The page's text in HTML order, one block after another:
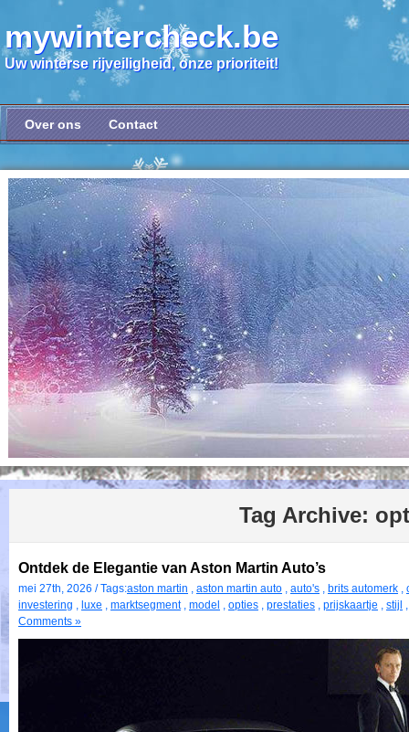
mywintercheck.be
Uw winterse rijveiligheid, onze prioriteit!
Over ons Contact
Tag Archive:
Ontdek de Elegantie van Aston Martin Auto’s
mei 27th, 2026 / Tags:aston martin , aston martin auto , auto's , brits automerk ,
investering , luxe , marktsegment, model , opties , prestaties , prijskaartje , stijl
Comments »